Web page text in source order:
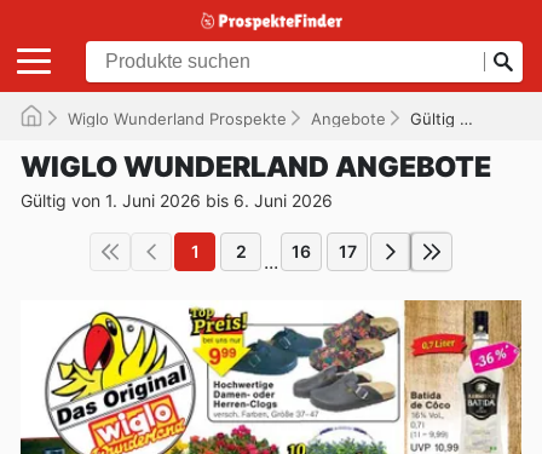
Wiglo Wunderland Prospekte Angebote Gültig bis 06.06.2026
WIGLO WUNDERLAND ANGEBOTE
Gültig von 1. Juni 2026 bis 6. Juni 2026
1 2 ... 16 17